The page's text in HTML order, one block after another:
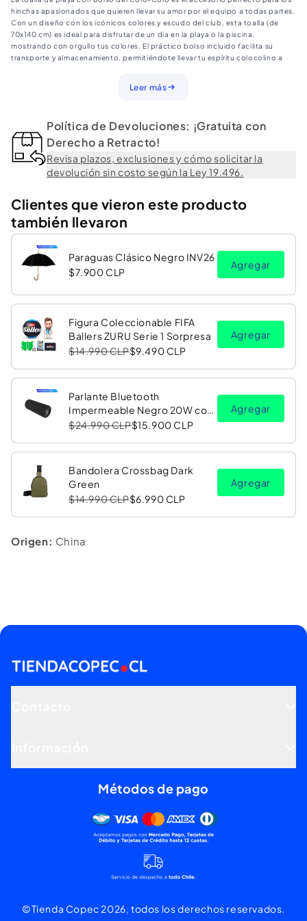
Colo
Equipo
Colo
Equipo
hinchas apasionados que quieren llevar su amor por el equipo a todas partes.
Con un diseño con los icónicos colores y escudo del club, esta toalla (de
70x140 cm) es ideal para disfrutar de un día en la playa o la piscina,
mostrando con orgullo tus colores. El práctico bolso incluido facilita su
transporte y almacenamiento, permitiéndote llevar tu espíritu colocolino a
Leer más
Política de Devoluciones: ¡Gratuita con
Derecho a Retracto!
Revisa plazos, exclusiones y cómo solicitar la
devolución sin costo según la Ley 19.496.
Clientes que vieron este producto
también llevaron
Paraguas Clásico Negro INV26
$7.900 CLP
Agregar
Figura Coleccionable FIFA
Ballers ZURU Serie 1 Sorpresa
$14.990 CLP$9.490 CLP
Agregar
Parlante Bluetooth
Impermeable Negro 20W con
Luz LED RGB PV26 Copec
$24.990 CLP$15.900 CLP
Agregar
Bandolera Crossbag Dark
Green
$14.990 CLP$6.990 CLP
Agregar
Origen: China
Métodos de pago
©Tienda Copec 2026, todos los derechos reservados.